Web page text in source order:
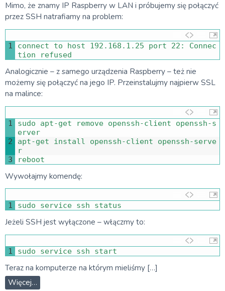
Mimo, że znamy IP Raspberry w LAN i próbujemy się połączyć
przez SSH natrafiamy na problem:
1 connect to host 192.168.1.25 port 22 :
Connec
tion
refused
Analogicznie – z samego urządzenia Raspberry – też nie
możemy się połączyć na jego IP. Przeinstalujmy najpierw SSL
na malince:
1
2
3
sudo apt-get remove openssh-client openssh-s
erver
apt-get install openssh-client openssh-serve
r
reboot
Wywołajmy komendę:
1 sudo service ssh status
Jeżeli SSH jest wyłączone – włączmy to:
1 sudo service ssh start
Teraz na komputerze na którym mieliśmy […]
Więcej…